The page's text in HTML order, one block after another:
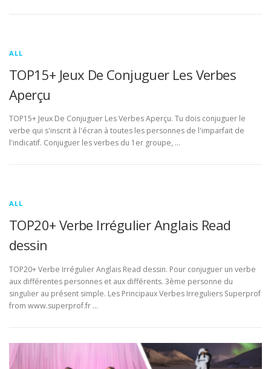
ALL
TOP15+ Jeux De Conjuguer Les Verbes
Aperçu
TOP15+ Jeux De Conjuguer Les Verbes Aperçu. Tu dois conjuguer le
verbe qui s'inscrit à l'écran à toutes les personnes de l'imparfait de
l'indicatif. Conjuguer les verbes du 1er groupe, …
ALL
TOP20+ Verbe Irrégulier Anglais Read
dessin
TOP20+ Verbe Irrégulier Anglais Read dessin. Pour conjuguer un verbe
aux différentes personnes et aux différents. 3ème personne du
singulier au présent simple. Les Principaux Verbes Irreguliers Superprof
from www.superprof.fr …